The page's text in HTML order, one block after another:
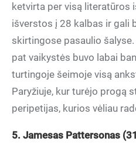
ketvirta per visą literatūros
išverstos į 28 kalbas ir gali
skirtingose pasaulio
pat vaikystės buvo labai
turtingoje šeimoje visą
Paryžiuje, kur turėjo progą
peripetijas, kurios vėliau
5. Jamesas Pattersonas